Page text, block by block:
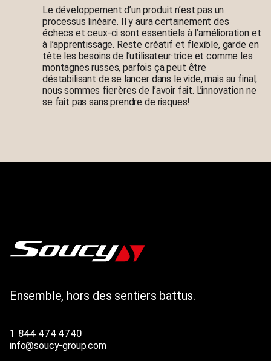
Le développement d’un produit n’est pas un
processus linéaire. Il y aura certainement des
échecs et ceux-ci sont essentiels à l’amélioration et
à l’apprentissage. Reste créatif et flexible, garde en
tête les besoins de l’utilisateur·trice et comme les
montagnes russes, parfois ça peut être
déstabilisant de se lancer dans le vide, mais au final,
nous sommes fier·ères de l’avoir fait. L’innovation ne
se fait pas sans prendre de risques!
Ensemble, hors des sentiers battus.
1 844 474 4740
info@soucy-group.com